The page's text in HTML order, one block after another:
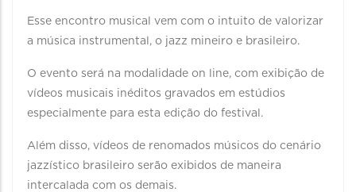
Esse encontro musical vem com o intuito de valorizar
a música instrumental, o jazz mineiro e brasileiro.
O evento será na modalidade on line, com exibição de
vídeos musicais inéditos gravados em estúdios
especialmente para esta edição do festival.
Além disso, vídeos de renomados músicos do cenário
jazzístico brasileiro serão exibidos de maneira
intercalada com os demais.